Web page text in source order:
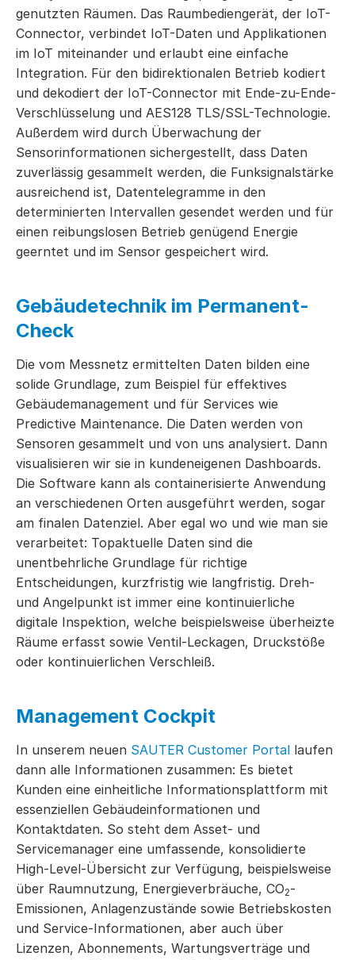
genutzten Räumen. Das Raumbediengerät, der IoT-
Connector, verbindet IoT-Daten und Applikationen
im IoT miteinander und erlaubt eine einfache
Integration. Für den bidirektionalen Betrieb kodiert
und dekodiert der IoT-Connector mit Ende-zu-Ende-
Verschlüsselung und AES128 TLS/SSL-Technologie.
Außerdem wird durch Überwachung der
Sensorinformationen sichergestellt, dass Daten
zuverlässig gesammelt werden, die Funksignalstärke
ausreichend ist, Datentelegramme in den
determinierten Intervallen gesendet werden und für
einen reibungslosen Betrieb genügend Energie
geerntet und im Sensor gespeichert wird.
Gebäudetechnik im Permanent-
Check
Die vom Messnetz ermittelten Daten bilden eine
solide Grundlage, zum Beispiel für effektives
Gebäudemanagement und für Services wie
Predictive Maintenance. Die Daten werden von
Sensoren gesammelt und von uns analysiert. Dann
visualisieren wir sie in kundeneigenen Dashboards.
Die Software kann als containerisierte Anwendung
an verschiedenen Orten ausgeführt werden, sogar
am finalen Datenziel. Aber egal wo und wie man sie
verarbeitet: Topaktuelle Daten sind die
unentbehrliche Grundlage für richtige
Entscheidungen, kurzfristig wie langfristig. Dreh-
und Angelpunkt ist immer eine kontinuierliche
digitale Inspektion, welche beispielsweise überheizte
Räume erfasst sowie Ventil-Leckagen, Druckstöße
oder kontinuierlichen Verschleiß.
Management Cockpit
In unserem neuen SAUTER Customer Portal laufen
dann alle Informationen zusammen: Es bietet
Kunden eine einheitliche Informationsplattform mit
essenziellen Gebäudeinformationen und
Kontaktdaten. So steht dem Asset- und
Servicemanager eine umfassende, konsolidierte
High-Level-Übersicht zur Verfügung, beispielsweise
über Raumnutzung, Energieverbräuche, CO2-
Emissionen, Anlagenzustände sowie Betriebskosten
und Service-Informationen, aber auch über
Lizenzen, Abonnements, Wartungsverträge und